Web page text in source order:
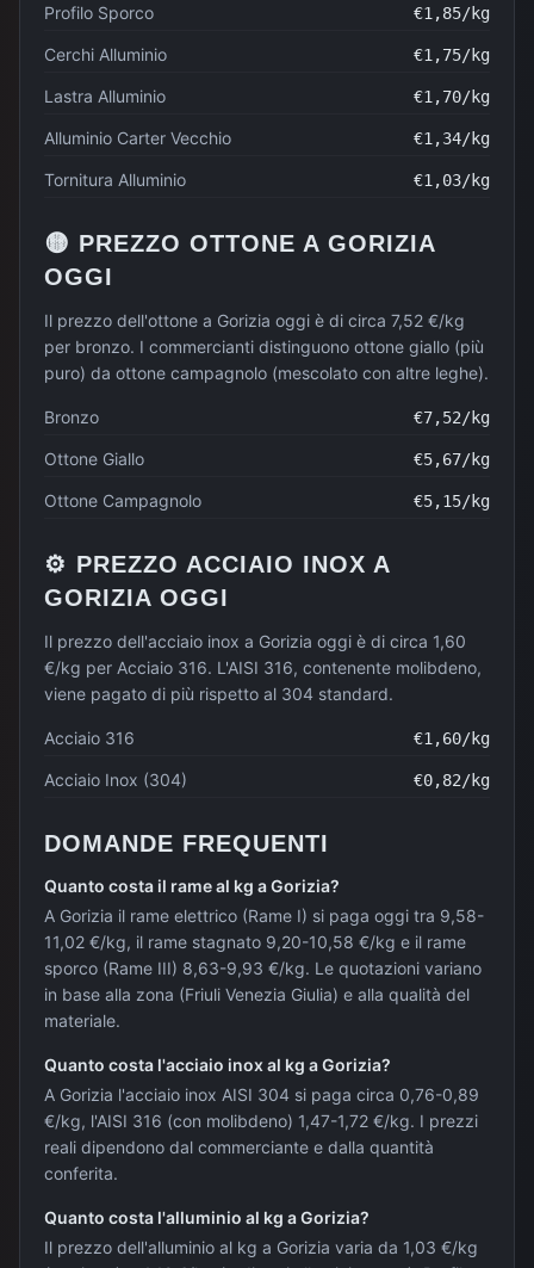
Profilo Sporco €1,85/kg
Cerchi Alluminio €1,75/kg
Lastra Alluminio €1,70/kg
Alluminio Carter Vecchio €1,34/kg
Tornitura Alluminio €1,03/kg
🟡 PREZZO OTTONE A GORIZIA
OGGI
Il prezzo dell'ottone a Gorizia oggi è di circa 7,52 €/kg
per bronzo. I commercianti distinguono ottone giallo (più
puro) da ottone campagnolo (mescolato con altre leghe).
Bronzo €7,52/kg
Ottone Giallo €5,67/kg
Ottone Campagnolo €5,15/kg
⚙️ PREZZO ACCIAIO INOX A
GORIZIA OGGI
Il prezzo dell'acciaio inox a Gorizia oggi è di circa 1,60
€/kg per Acciaio 316. L'AISI 316, contenente molibdeno,
viene pagato di più rispetto al 304 standard.
Acciaio 316 €1,60/kg
Acciaio Inox (304) €0,82/kg
DOMANDE FREQUENTI
Quanto costa il rame al kg a Gorizia?
A Gorizia il rame elettrico (Rame I) si paga oggi tra 9,58-
11,02 €/kg, il rame stagnato 9,20-10,58 €/kg e il rame
sporco (Rame III) 8,63-9,93 €/kg. Le quotazioni variano
in base alla zona (Friuli Venezia Giulia) e alla qualità del
materiale.
Quanto costa l'acciaio inox al kg a Gorizia?
A Gorizia l'acciaio inox AISI 304 si paga circa 0,76-0,89
€/kg, l'AISI 316 (con molibdeno) 1,47-1,72 €/kg. I prezzi
reali dipendono dal commerciante e dalla quantità
conferita.
Quanto costa l'alluminio al kg a Gorizia?
Il prezzo dell'alluminio al kg a Gorizia varia da 1,03 €/kg